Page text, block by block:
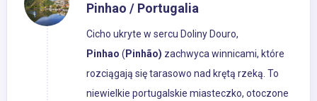
Pinhao / Portugalia
Cicho ukryte w sercu Doliny Douro,
Pinhao ( Pinhão) zachwyca winnicami, które
rozciągają się tarasowo nad krętą rzeką. To
niewielkie portugalskie miasteczko, otoczone